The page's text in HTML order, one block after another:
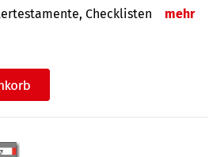
Checklisten mehr